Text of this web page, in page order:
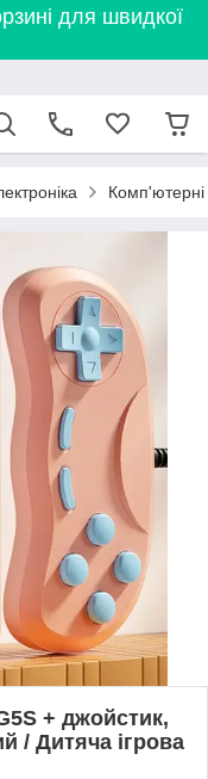
для швидкої
Комп'ютерні
+ джойстик,
/ Дитяча ігрова